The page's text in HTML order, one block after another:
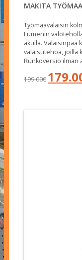
MAKITA
Työmaavalaisin
Lumenin
akulla. Valaisinpää
valaisutehoa, joilla
Runkoversio ilman
199.00€hinta